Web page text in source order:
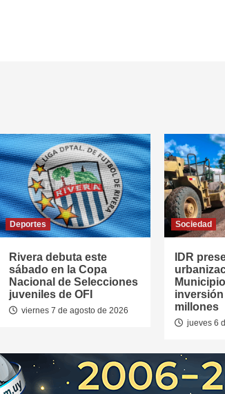
Deportes
Rivera debuta este
sábado en la Copa
Nacional de Selecciones
juveniles de OFI
viernes 7 de agosto de 2026
Sociedad
IDR
inversión
millones
jueves 6